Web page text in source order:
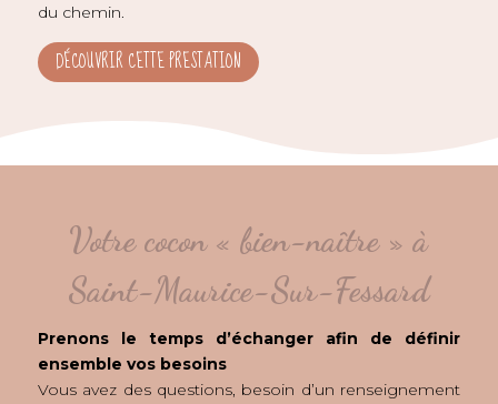
du chemin.
DÉCOUVRIR CETTE PRESTATION
Votre cocon « bien-naître » à
Saint-Maurice-Sur-Fessard
Prenons le temps d’échanger afin de définir
ensemble vos besoins
Vous avez des questions, besoin d’un renseignement